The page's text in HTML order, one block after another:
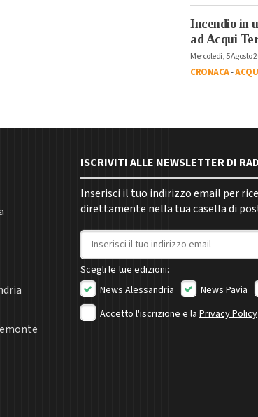
Incendio in
ad Acqui
Mercoledì, 5 Agosto
CRONACA-
ISCRIVITI ALLE NEWSLETTER DI
Inserisci il tuo indirizzo email per
direttamente nella tua casella di
Indirizzo email
Scegli le tue edizioni:
News Alessandria
News Pavia
Accetto l'iscrizione e la Privacy Policy